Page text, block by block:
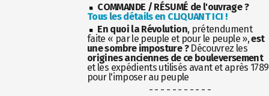
COMMANDE / RÉSUMÉ de l'ouvrage ?
Tous les détails en CLIQUANT ICI !
En quoi la Révolution, prétendument
faite « par le peuple et pour le peuple »,est
une sombre imposture ?Découvrez les
origines anciennes de ce bouleversement
et les expédients utilisés avant et après 1789
pour l'imposer au peuple
- - - - - - - - - - -